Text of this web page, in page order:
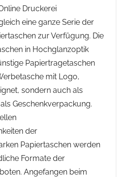
Druckerei
eine ganze Serie der
zur Verfügung. Die
in Hochglanzoptik
Papiertragetaschen
mit Logo,
sondern auch als
Geschenkverpackung.
der
Papiertaschen werden
Formate der
Angefangen beim